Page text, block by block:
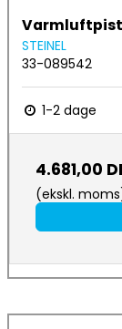
STEINEL
33-089542
1-2 dage
4.681,00
(ekskl.